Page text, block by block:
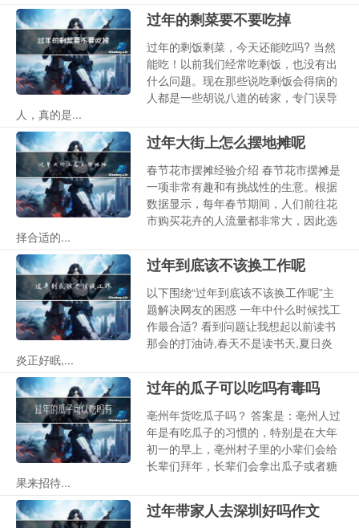
过年的剩菜要不要吃掉
过年的剩饭剩菜，今天还能吃吗? 当然
能吃！以前我们经常吃剩饭，也没有出
什么问题。现在那些说吃剩饭会得病的
人都是一些胡说八道的砖家，专门误导
人，真的是...
过年大街上怎么摆地摊呢
春节花市摆摊经验介绍 春节花市摆摊是
一项非常有趣和有挑战性的生意。根据
数据显示，每年春节期间，人们前往花
市购买花卉的人流量都非常大，因此选
择合适的...
过年到底该不该换工作呢
以下围绕“过年到底该不该换工作呢”主
题解决网友的困惑 一年中什么时候找工
作最合适? 看到问题让我想起以前读书
那会的打油诗,春天不是读书天,夏日炎
炎正好眠,...
过年的瓜子可以吃吗有毒吗
亳州年货吃瓜子吗？ 答案是：亳州人过
年是有吃瓜子的习惯的，特别是在大年
初一的早上，亳州村子里的小辈们会给
长辈们拜年，长辈们会拿出瓜子或者糖
果来招待...
过年带家人去深圳好吗作文